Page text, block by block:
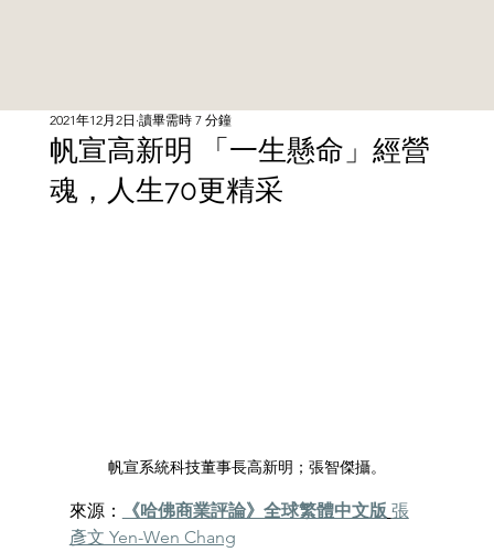
帆宣高新明 「一生懸命」經營
魂，人生70更精采
2021年12月2日 讀畢需時 7 分鐘
帆宣系統科技董事長高新明；張智傑攝。
來源： 《哈佛商業評論》全球繁體中文版 張
彥文 Yen-Wen Chang